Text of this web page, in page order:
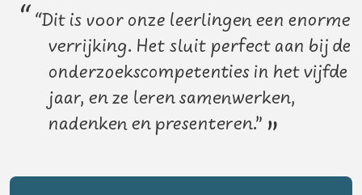
“ “Dit is voor onze leerlingen een enorme
verrijking. Het sluit perfect aan bij de
onderzoekscompetenties in het vijfde
jaar, en ze leren samenwerken,
nadenken en presenteren.” ”